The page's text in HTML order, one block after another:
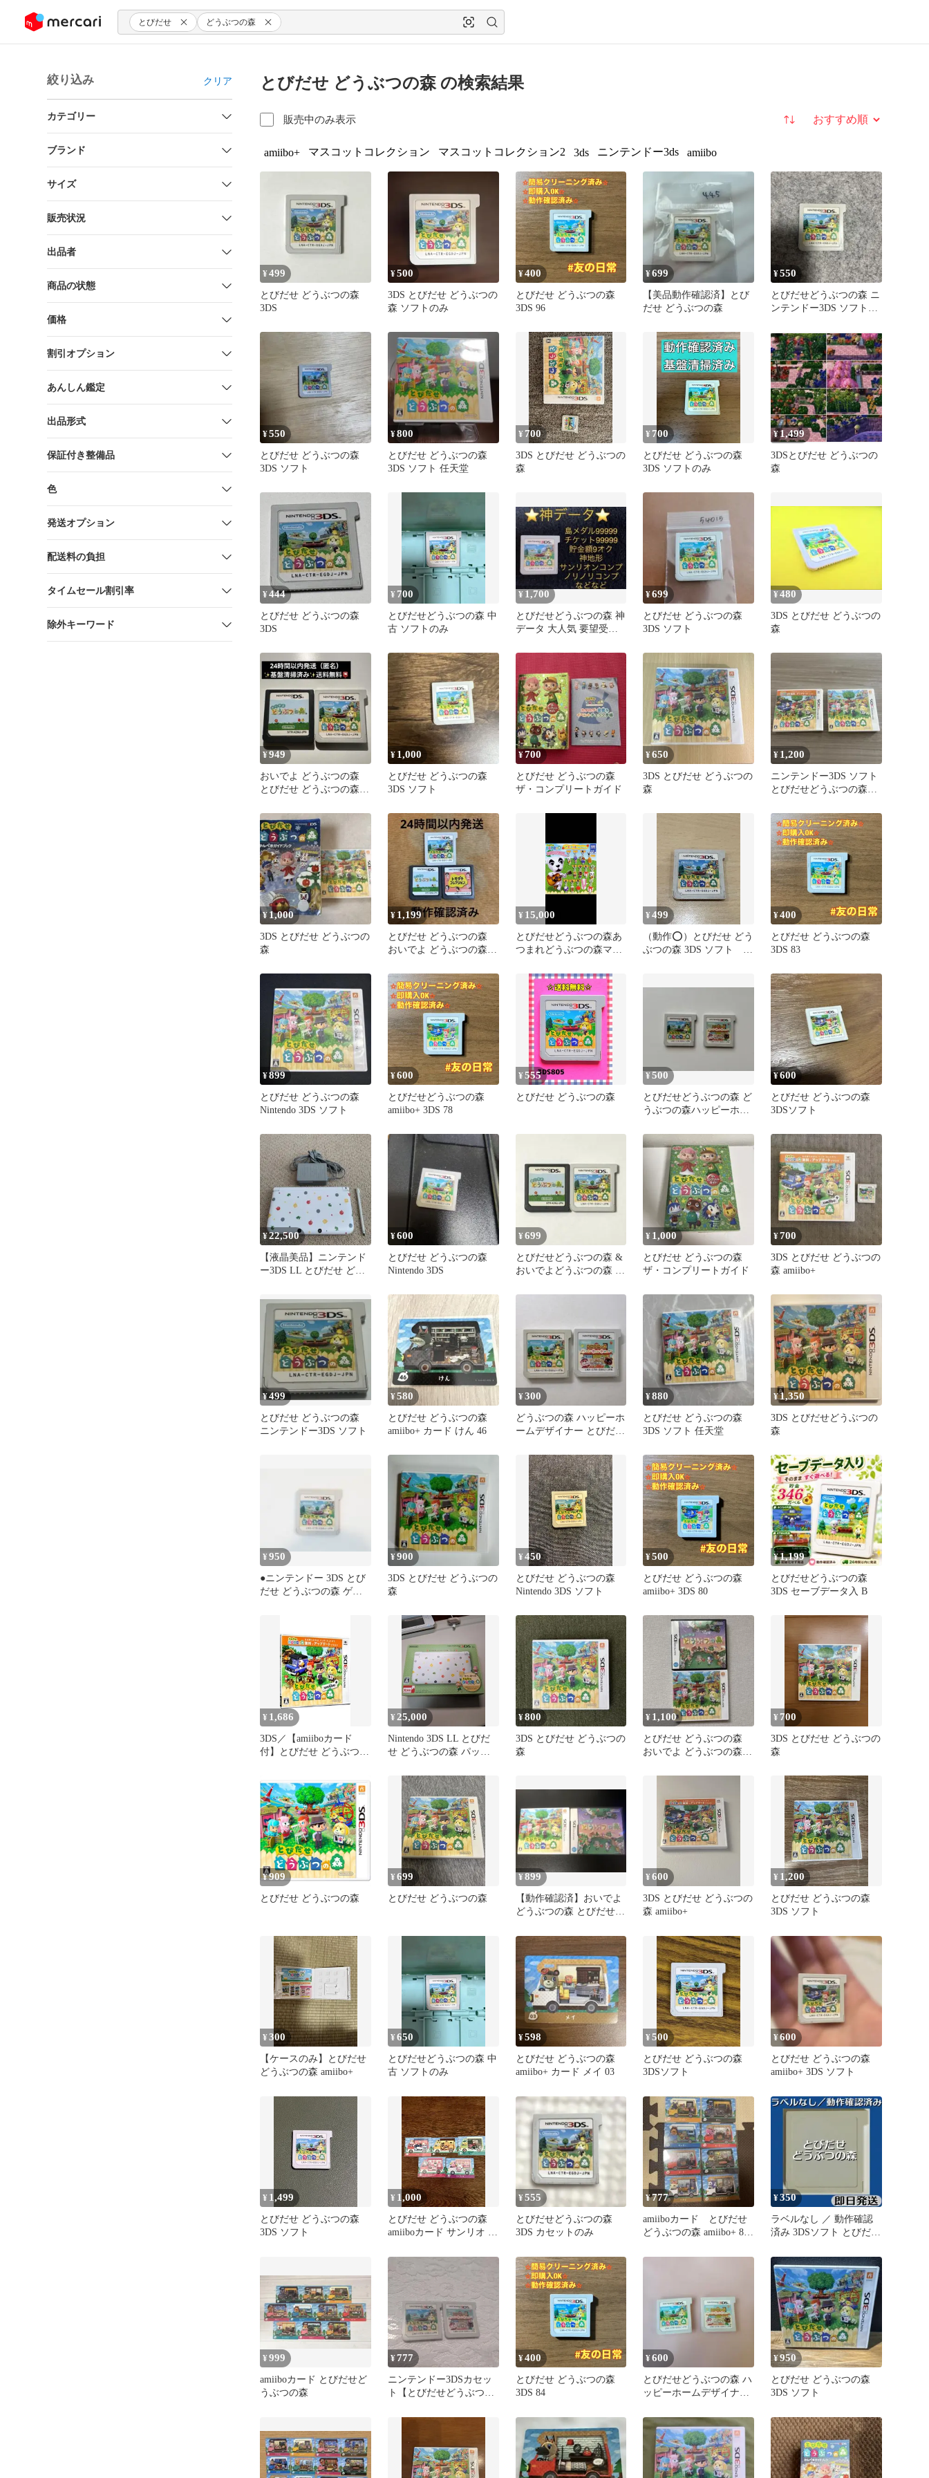
ツにスキップ とびだせ どうぶつの森
絞り込み クリア
カテゴリー
ブランド
サイズ
販売状況
出品者
商品の状態
価格
割引オプション
あんしん鑑定
出品形式
保証付き整備品
色
発送オプション
配送料の負担
タイムセール割引率
除外キーワード
とびだせ どうぶつの森 の検索結果
販売中のみ表示 並び替え
amiibo+ マスコットコレクション マスコットコレクション2 3ds ニンテンドー3ds amiibo
¥499
とびだせ どうぶつの森
3DS
¥500
3DS とびだせ どうぶつの
森 ソフトのみ
¥400
とびだせ どうぶつの森
3DS 96
¥699
【美品動作確認済】とび
だせ どうぶつの森
¥550
とびだせどうぶつの森 ニ
ンテンドー3DS ソフト
¥550
とびだせ どうぶつの森
3DS ソフト
¥800
とびだせ どうぶつの森
3DS ソフト 任天堂
¥ 700
3DS とびだせ どうぶつの
森
¥ 700
とびだせ どうぶつの森
3DS ソフトのみ
¥ 1,499
3DSとびだせ どうぶつの
森
¥444
とびだせ どうぶつの森
3DS
¥ 700
とびだせどうぶつの森 中
古 ソフトのみ
¥ 1,700
とびだせどうぶつの森 神
データ 大人気 要望受付
¥699
とびだせ どうぶつの森
3DS ソフト
¥480
3DS とびだせ どうぶつの
森
¥949
おいでよ どうぶつの森
とびだせ どうぶつの森
売り
¥ 1,000
とびだせ どうぶつの森
3DS ソフト
¥700
とびだせ どうぶつの森
ザ・コンプリートガイド
¥650
3DS とびだせ どうぶつの
森
¥ 1,200
ニンテンドー3DS ソフト
とびだせどうぶつの森
¥ 1,000
3DS とびだせ どうぶつの
森
¥ 1,199
とびだせ どうぶつの森
おいでよ どうぶつの森
¥ 15,000
とびだせどうぶつの森あ
つまれどうぶつの森マス
プリート
¥499
（動作⭕️）とびだせ どう
ぶつの森 3DS ソフト
¥400
とびだせ どうぶつの森
3DS 83
¥899
とびだせ どうぶつの森
Nintendo 3DS ソフト
¥600
とびだせどうぶつの森
amiibo+ 3DS 78
¥555
とびだせ どうぶつの森
¥500
とびだせどうぶつの森 ど
うぶつの森ハッピーホー
ト
¥600
とびだせ どうぶつの森
3DSソフト
¥22,500
【液晶美品】ニンテンド
ー3DS LL とびだせ どう
¥600
とびだせ どうぶつの森
Nintendo 3DS
¥699
とびだせどうぶつの森 &
おいでよどうぶつの森 セ
¥ 1,000
とびだせ どうぶつの森
ザ・コンプリートガイド
¥700
3DS とびだせ どうぶつの
森 amiibo+
¥499
とびだせ どうぶつの森
ニンテンドー3DS ソフト
¥580
とびだせ どうぶつの森
amiibo+ カード けん 46
¥300
どうぶつの森 ハッピーホ
ームデザイナー とびだせ
¥880
とびだせ どうぶつの森
3DS ソフト 任天堂
¥1,350
3DS とびだせどうぶつの
森
¥950
●ニンテンドー 3DS とび
だせ どうぶつの森 ゲー
¥900
3DS とびだせ どうぶつの
森
¥450
とびだせ どうぶつの森
Nintendo 3DS ソフト
¥500
とびだせ どうぶつの森
amiibo+ 3DS 80
¥1,199
とびだせどうぶつの森
3DS セーブデータ入 B
¥ 1,686
3DS／【amiiboカード
付】とびだせ どうぶつの
¥ 25,000
Nintendo 3DS LL とびだ
せ どうぶつの森 パック
¥800
3DS とびだせ どうぶつの
森
¥ 1,100
とびだせ どうぶつの森
おいでよ どうぶつの森 2
¥ 700
3DS とびだせ どうぶつの
森
¥909
とびだせ どうぶつの森
¥699
とびだせ どうぶつの森
¥899
【動作確認済】おいでよ
どうぶつの森 とびだせど
¥600
3DS とびだせ どうぶつの
森 amiibo+
¥ 1,200
とびだせ どうぶつの森
3DS ソフト
¥300
【ケースのみ】とびだせ
どうぶつの森 amiibo+
¥650
とびだせどうぶつの森 中
古 ソフトのみ
¥598
とびだせ どうぶつの森
amiibo+ カード メイ 03
¥500
とびだせ どうぶつの森
3DSソフト
¥600
とびだせ どうぶつの森
amiibo+ 3DS ソフト
¥ 1,499
とびだせ どうぶつの森
3DS ソフト
¥ 1,000
とびだせ どうぶつの森
amiiboカード サンリオ 5
¥555
とびだせどうぶつの森
3DS カセットのみ
¥777
amiiboカード とびだせ
どうぶつの森 amiibo+ 8枚
¥350
ラベルなし ／ 動作確認
済み 3DSソフト とびだせ
¥999
amiiboカード とびだせど
うぶつの森
¥777
ニンテンドー3DSカセッ
ト【とびだせどうぶつの
イナー】2種
¥400
とびだせ どうぶつの森
3DS 84
¥600
とびだせどうぶつの森 ハ
ッピーホームデザイナー
¥950
とびだせ どうぶつの森
3DS ソフト